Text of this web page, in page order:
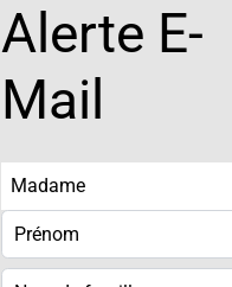
Alerte E-
Mail
Madame